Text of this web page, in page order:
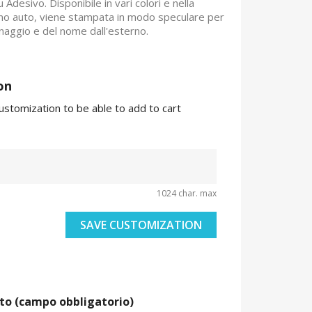
Adesivo. Disponibile in vari colori e nella
auto, viene stampata in modo speculare per
e del nome dall'esterno.
to be able to add to cart
1024 char. max
SAVE CUSTOMIZATION
(campo obbligatorio)